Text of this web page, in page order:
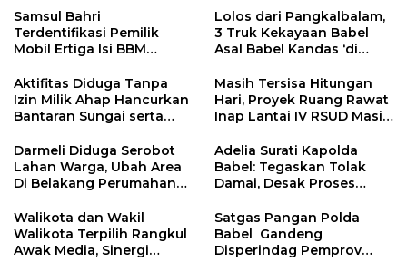
Samsul Bahri
Terdentifikasi Pemilik
Mobil Ertiga Isi BBM
Kurau
Lolos dari Pangkalbalam,
3 Truk Kekayaan Babel
Asal Babel Kandas ‘di
Aktifitas Diduga Tanpa
Izin Milik Ahap Hancurkan
Bantaran Sungai serta
Masih Tersisa Hitungan
Hari, Proyek Ruang Rawat
Inap Lantai IV RSUD Masih
Darmeli Diduga Serobot
Lahan Warga, Ubah Area
Di Belakang Perumahan
Jadi Tambang Ilegal
Adelia Surati Kapolda
Babel: Tegaskan Tolak
Damai, Desak Proses
Wakil Gubernur
Walikota dan Wakil
Walikota Terpilih Rangkul
Awak Media, Sinergi
Satgas Pangan Polda
Babel Gandeng
Disperindag Pemprov